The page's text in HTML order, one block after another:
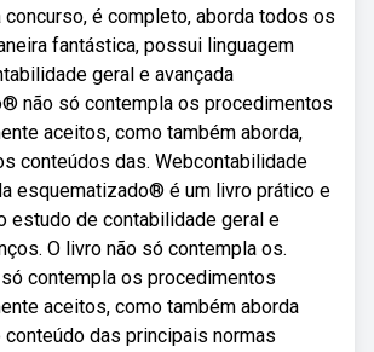
concurso, é completo, aborda todos os
fantástica, possui linguagem
geral e avançada
não só contempla os procedimentos
aceitos, como também aborda,
conteúdos das. Webcontabilidade
esquematizado® é um livro prático e
estudo de contabilidade geral e
O livro não só contempla os.
contempla os procedimentos
aceitos, como também aborda
das principais normas